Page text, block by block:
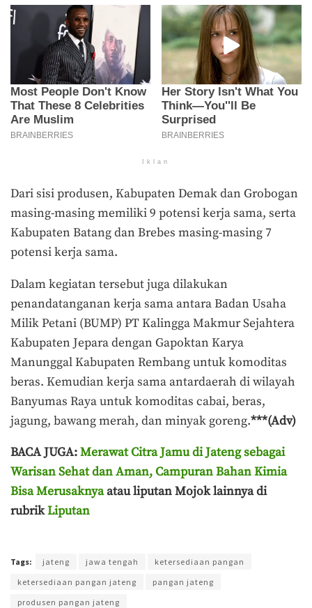
Iklan
Dari sisi produsen, Kabupaten Demak dan Grobogan
masing-masing memiliki 9 potensi kerja sama, serta
Kabupaten Batang dan Brebes masing-masing 7
potensi kerja sama.
Dalam kegiatan tersebut juga dilakukan
penandatanganan kerja sama antara Badan Usaha
Milik Petani (BUMP) PT Kalingga Makmur Sejahtera
Kabupaten Jepara dengan Gapoktan Karya
Manunggal Kabupaten Rembang untuk komoditas
beras. Kemudian kerja sama antardaerah di wilayah
Banyumas Raya untuk komoditas cabai, beras,
jagung, bawang merah, dan minyak goreng.***(Adv)
BACA JUGA:Merawat Citra Jamu di Jateng sebagai
Warisan Sehat dan Aman, Campuran Bahan Kimia
Bisa Merusaknyaatau liputan Mojok lainnya di
rubrikLiputan
Tags: jateng jawa tengah
ketersediaan pangan
ketersediaan pangan jateng
pangan jateng
produsen pangan jateng